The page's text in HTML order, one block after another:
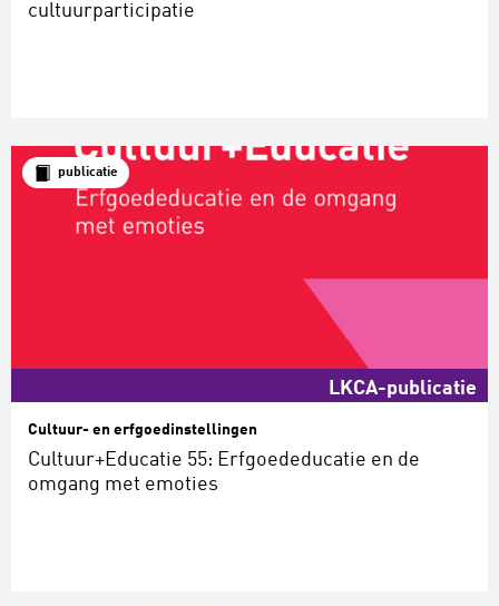
cultuurparticipatie
publicatie
LKCA-publicatie
Cultuur- en erfgoedinstellingen
Cultuur+Educatie 55: Erfgoededucatie en de
omgang met emoties